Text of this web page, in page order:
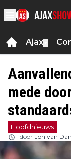
Ajax
mede
Hoofdnieuws
door Jon van